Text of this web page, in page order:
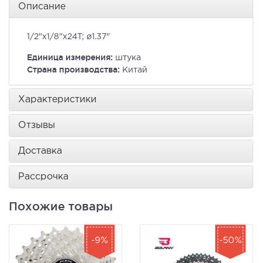
Описание
1/2"x1/8"x24T; ø1.37"
Единица измерения: штука
Страна производства: Китай
Характеристики
Отзывы
Доставка
Рассрочка
Похожие товары
-9% -50%